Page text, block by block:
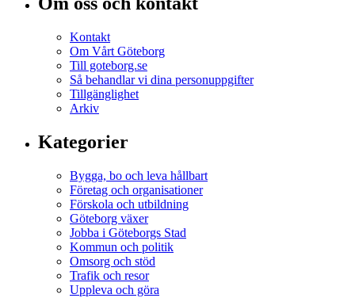
Kontakt
Om Vårt Göteborg
Till goteborg.se
Så behandlar vi dina personuppgifter
Tillgänglighet
Arkiv
Kategorier
Bygga, bo och leva hållbart
Företag och organisationer
Förskola och utbildning
Göteborg växer
Jobba i Göteborgs Stad
Kommun och politik
Omsorg och stöd
Trafik och resor
Uppleva och göra